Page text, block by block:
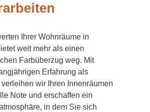
Ihrer Wohnräume in
weit mehr als einen
Farbüberzug weg. Mit
Erfahrung als
verleihen wir Ihren Innenräumen
Note und erschaffen ein
in dem Sie sich